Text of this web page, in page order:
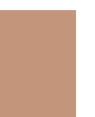
Wir
unsere
wenn wir in
sich daraus